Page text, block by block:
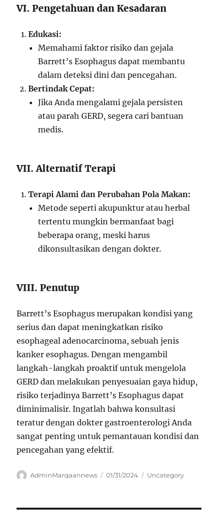
VI. Pengetahuan dan Kesadaran
Edukasi:
Memahami faktor risiko dan gejala
Barrett’s Esophagus dapat membantu
dalam deteksi dini dan pencegahan.
Bertindak Cepat:
Jika Anda mengalami gejala persisten
atau parah GERD, segera cari bantuan
medis.
VII. Alternatif Terapi
Terapi Alami dan Perubahan Pola Makan:
Metode seperti akupunktur atau herbal
tertentu mungkin bermanfaat bagi
beberapa orang, meski harus
dikonsultasikan dengan dokter.
VIII. Penutup
Barrett’s Esophagus merupakan kondisi yang
serius dan dapat meningkatkan risiko
esophageal adenocarcinoma, sebuah jenis
kanker esophagus. Dengan mengambil
langkah-langkah proaktif untuk mengelola
GERD dan melakukan penyesuaian gaya hidup,
risiko terjadinya Barrett’s Esophagus dapat
diminimalisir. Ingatlah bahwa konsultasi
teratur dengan dokter gastroenterologi Anda
sangat penting untuk pemantauan kondisi dan
pencegahan yang efektif.
Author
AdminMarqaannews
Posted
01/31/2024 Categories
Uncategory